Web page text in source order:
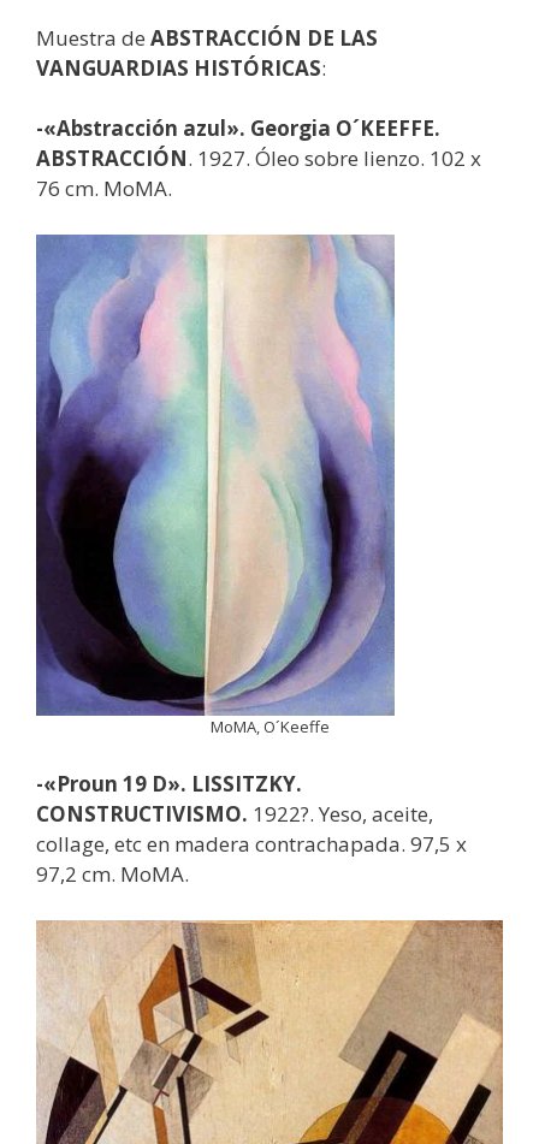
Muestra de ABSTRACCIÓN DE LAS
VANGUARDIAS HISTÓRICAS:
-«Abstracción azul». Georgia O´KEEFFE.
ABSTRACCIÓN. 1927. Óleo sobre lienzo. 102 x
76 cm. MoMA.
MoMA, O´Keeffe
-«Proun 19 D». LISSITZKY.
CONSTRUCTIVISMO. 1922?. Yeso, aceite,
collage, etc en madera contrachapada. 97,5 x
97,2 cm. MoMA.